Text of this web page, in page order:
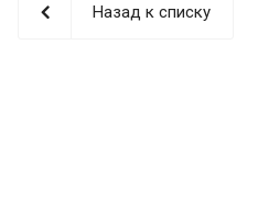
Назад к списку